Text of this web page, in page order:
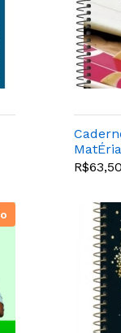
200fls
R$63,50